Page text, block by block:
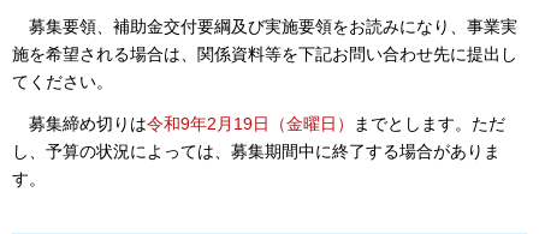
募集要領、補助金交付要綱及び実施要領をお読みになり、 事業実
施を希望される場合は、関係資料等を下記お問い合わせ先に提出し
てください。
募集締め切りは令和9年2月19日（金曜日）
までとします。ただ
し、予算の状況によっては、募集期間中に終了する場合がありま
す。